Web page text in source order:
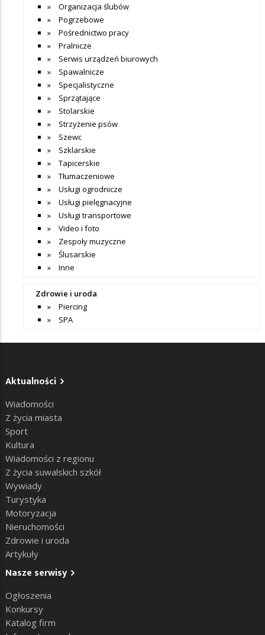
Organizacja ślubów
Pogrzebowe
Pośrednictwo pracy
Pralnicze
Serwis urządzeń biurowych
Spawalnicze
Specjalistyczne
Sprzątające
Stolarskie
Strzyżenie psów
Szewc
Szklarskie
Tapicerskie
Tłumaczeniowe
Usługi ogrodnicze
Usługi pielęgnacyjne
Usługi transportowe
Video i foto
Zespoły muzyczne
Ślusarskie
Inne
Zdrowie i uroda
Piercing
SPA
Aktualności
Wiadomości
Z życia miasta
Sport
Kultura
Wiadomości z regionu
Z życia suwalskich szkół
Wywiady
Turystyka
Motoryzacja
Nieruchomości
Zdrowie i uroda
Artykuły
Nasze serwisy
Ogłoszenia
Konkursy
Katalog firm